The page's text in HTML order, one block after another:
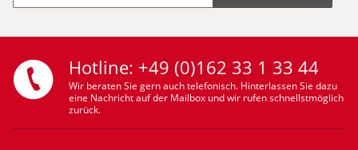
Hotline: +49 (0)162 33 1 33 44
Wir beraten Sie gern auch telefonisch. Hinterlassen Sie dazu
eine Nachricht auf der Mailbox und wir rufen schnellstmöglich
zurück.